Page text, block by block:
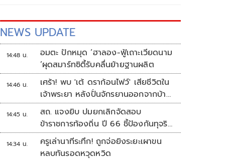
NEWS UPDATE
14:48 น.
อมตะ ปักหมุด ‘ฮาลอง-ฟู้เถาะเวียดนาม
’ผุดสมาร์ทซิตี้รับคลื่นย้ายฐานผลิต
14:46 น.
เศร้า! พบ 'เต้ ดราก้อนไฟว์' เสียชีวิตใน
เจ้าพระยา หลังปั่นจักรยานออกจากบ้าน
ตี 4
14:45 น.
สถ. แจงยิบ ปมยกเลิกจัดสอบ
ข้าราชการท้องถิ่น ปี 66 ชี้ป้องกันทุจริต
หวั่นรัฐเสียหาย
14:34 น.
ครูเล่านาทีระทึก! ถูกจ่อยิงระยะเผาขน
หลบทันรอดหวุดหวิด